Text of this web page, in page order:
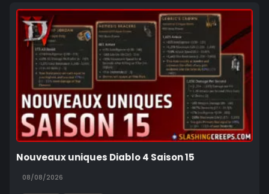
Nouveaux uniques Diablo 4 Saison 15
08/08/2026